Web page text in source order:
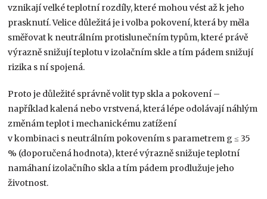
vznikají velké teplotní rozdíly, které mohou vést až k jeho
prasknutí. Velice důležitá je i volba pokovení, která by měla
směřovat k neutrálním protislunečním typům, které právě
výrazně snižují teplotu v izolačním skle a tím pádem snižují
rizika s ní spojená.
Proto je důležité správně volit typ skla a pokovení –
například kalená nebo vrstvená, která lépe odolávají náhlým
změnám teplot i mechanickému zatížení
v kombinaci s neutrálním pokovením s parametrem g ≤ 35
% (doporučená hodnota), které výrazně snižuje teplotní
namáhaní izolačního skla a tím pádem prodlužuje jeho
životnost.